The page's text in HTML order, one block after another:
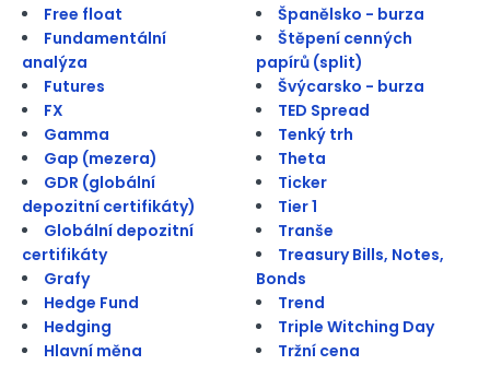
Free float
Fundamentální
analýza
Futures
FX
Gamma
Gap (mezera)
GDR (globální
depozitní certifikáty)
Globální depozitní
certifikáty
Grafy
Hedge Fund
Hedging
Hlavní měna
Španělsko - burza
Štěpení cenných
papírů (split)
Švýcarsko - burza
TED Spread
Tenký trh
Theta
Ticker
Tier 1
Tranše
Treasury Bills, Notes,
Bonds
Trend
Triple Witching Day
Tržní cena